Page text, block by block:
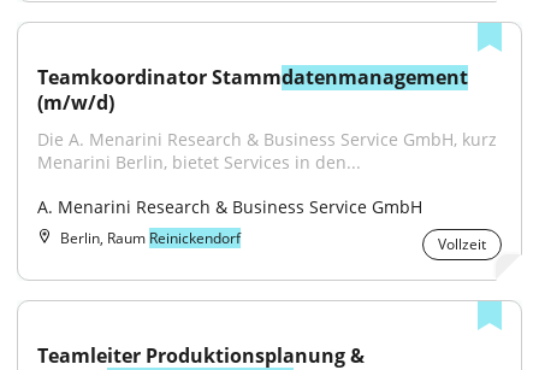
Teamkoordinator Stammdatenmanagement
(m/w/d)
Die A. Menarini Research & Business Service GmbH, kurz
Menarini Berlin, bietet Services in den...
A. Menarini Research & Business Service GmbH
Berlin, Raum Reinickendorf Vollzeit
Teamleiter Produktionsplanung &